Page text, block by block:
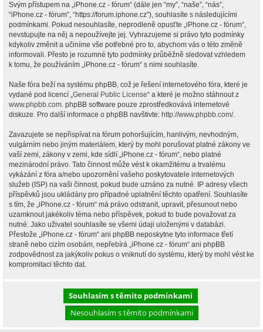
Svým přístupem na „iPhone.cz - fórum“ (dále jen “my”, “naše”, “nás”,
“iPhone.cz - fórum”, “https://forum.iphone.cz”), souhlasíte s následujícími
podmínkami. Pokud nesouhlasíte, neprodleně opusťte „iPhone.cz - fórum“,
nevstupujte na něj a nepoužívejte jej. Vyhrazujeme si právo tyto podmínky
kdykoliv změnit a učiníme vše potřebné pro to, abychom vás o této změně
informovali. Přesto je rozumné tyto podmínky průběžně sledovat vzhledem
k tomu, že používáním „iPhone.cz - fórum“ s nimi souhlasíte.
Naše fóra beží na systému phpBB, což je řešení internetového fóra, které je
vydané pod licencí „General Public License“ a které je možno stáhnout z
www.phpbb.com. phpBB software pouze zprostředkovává internetové
diskuze. Pro další informace o phpBB navštivte: http://www.phpbb.com/.
Zavazujete se nepřispívat na fórum pohoršujícím, hanlivým, nevhodným,
vulgárním nebo jiným materiálem, který by mohl porušovat platné zákony ve
vaší zemi, zákony v zemi, kde sídlí „iPhone.cz - fórum“, nebo platné
mezinárodní právo. Tato činnost může vést k okamžitému a trvalému
vykázání z fóra a/nebo upozornění vašeho poskytovatele internetových
služeb (ISP) na vaši činnost, pokud bude uznáno za nutné. IP adresy všech
příspěvků jsou ukládány pro případné uplatnění těchto opatření. Souhlasíte
s tím, že „iPhone.cz - fórum“ má právo odstranit, upravit, přesunout nebo
uzamknout jakékoliv téma nebo příspěvek, pokud to bude považovat za
nutné. Jako uživatel souhlasíte se všemi údaji uloženými v databázi.
Přestože „iPhone.cz - fórum“ ani phpBB neposkytne tyto informace třetí
straně nebo cizím osobám, nepřebírá „iPhone.cz - fórum“ ani phpBB
zodpovědnost za jakýkoliv pokus o vniknutí do systému, který by mohl vést ke
kompromitaci těchto dat.